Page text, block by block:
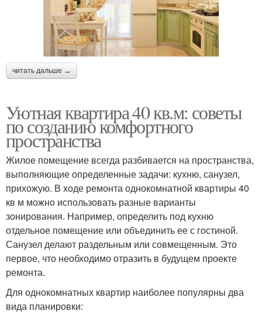
читать дальше →
Уютная квартира 40 кв.м: советы
по созданию комфортного
пространства
Жилое помещение всегда разбивается на пространства,
выполняющие определенные задачи: кухню, санузел,
прихожую. В ходе ремонта однокомнатной квартиры 40
кв м можно использовать разные варианты
зонирования. Например, определить под кухню
отдельное помещение или объединить ее с гостиной.
Санузел делают раздельным или совмещенным. Это
первое, что необходимо отразить в будущем проекте
ремонта.
Для однокомнатных квартир наиболее популярны два
вида планировки: